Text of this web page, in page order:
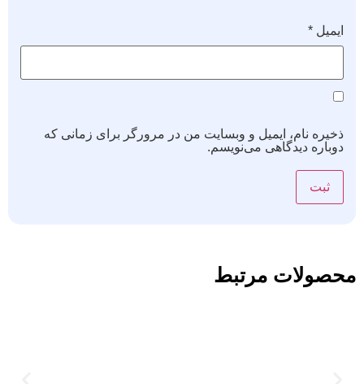
ایمیل *
ذخیره نام، ایمیل و وبسایت من در مرورگر برای زمانی که
دوباره دیدگاهی می‌نویسم.
محصولات مرتبط